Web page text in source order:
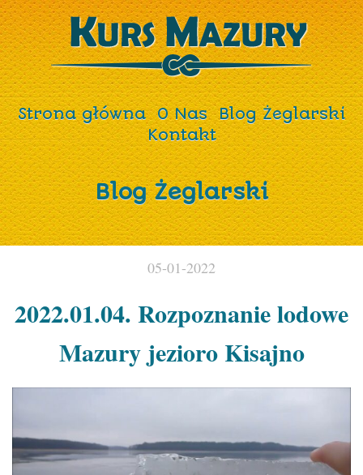
Strona główna O Nas
Blog Żeglarski
Kontakt
Blog Żeglarski
05-01-2022
2022.01.04. Rozpoznanie lodowe
Mazury jezioro Kisajno